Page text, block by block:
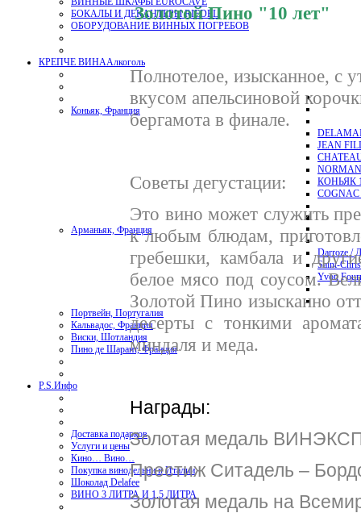
БОКАЛЫ И ДЕКАНТЕРЫ RIEDEL
ОБОРУДОВАНИЕ ВИННЫХ ПОГРЕБОВ
КРЕПЧЕ ВИНААлкоголь
Коньяк, Франция
JEAN
КОНЬЯК
Арманьяк, Франция
Darroze /
Saint-
Yvon
Портвейн, Португалия
Кальвадос, Франция
Виски, Шотландия
Пино де Шарант, Франция
P.S.Инфо
Доставка подарков
Услуги и цены
Кино… Вино…
Покупка винодельни в Италии
Шоколад Delafee
ВИНО 3 ЛИТРА И 1,5 ЛИТРА
Золотой Пино "10 лет"
Полнотелое, изысканное, с
вкусом апельсиновой
бергамота в финале.
Советы дегустации:
Это вино может служить
к любым блюдам,
гребешки, камбала и
белое мясо под соусом.
Золотой Пино изысканно
десерты с тонкими
миндаля и меда.
Награды:
Золотая медаль
Престиж Ситадель –
Золотая медаль на